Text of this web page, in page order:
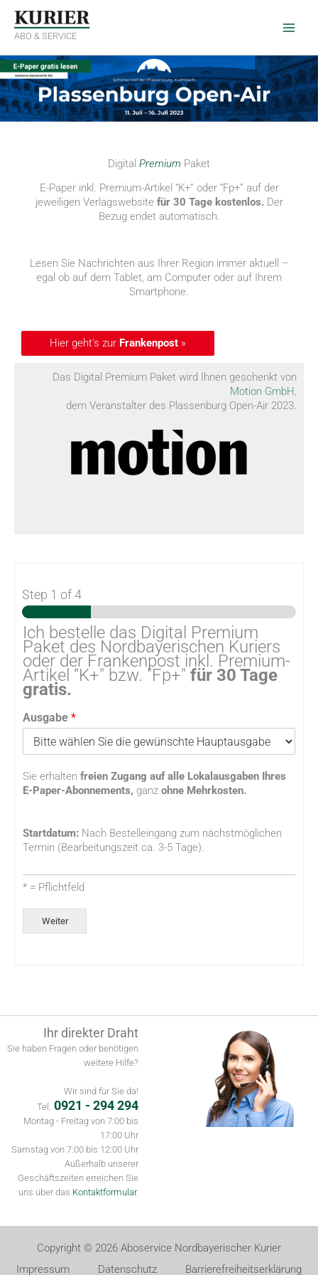
Inhalt
springen
ABO & SERVICE
Digital Premium Paket
E-Paper inkl. Premium-Artikel “K+” oder “Fp+” auf der
jeweiligen Verlagswebsite für 30 Tage kostenlos. Der
Bezug endet automatisch.
Lesen Sie Nachrichten aus Ihrer Region immer aktuell –
egal ob auf dem Tablet, am Computer oder auf Ihrem
Smartphone.
Hier geht's zur Frankenpost »
Das Digital Premium Paket wird Ihnen geschenkt von
Motion GmbH,
dem Veranstalter des Plassenburg Open-Air 2023.
Step 1 of 4
Ich bestelle das Digital Premium
Paket des Nordbayerischen Kuriers
oder der Frankenpost inkl. Premium-
Artikel “K+" bzw. "Fp+" für 30 Tage
gratis.
Ausgabe *
Sie erhalten freien Zugang auf alle Lokalausgaben Ihres
E-Paper-Abonnements, ganz ohne Mehrkosten.
Startdatum: Nach Bestelleingang zum nächstmöglichen
Termin (Bearbeitungszeit ca. 3-5 Tage).
* = Pflichtfeld
Weiter
Ihr direkter Draht
Sie haben Fragen oder benötigen
weitere Hilfe?
Wir sind für Sie da!
Tel.
0921 - 294 294
Montag - Freitag von 7:00 bis
17:00 Uhr
Samstag von 7:00 bis 12:00 Uhr
Außerhalb unserer
Geschäftszeiten erreichen Sie
uns über das Kontaktformular.
Copyright © 2026 Aboservice Nordbayerischer Kurier
Impressum
Datenschutz Barrierefreiheitserklärung